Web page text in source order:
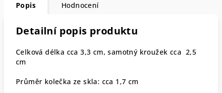
Popis Hodnocení
Detailní popis produktu
Celková délka cca 3,3 cm, samotný kroužek cca 2,5
cm
Průměr kolečka ze skla: cca 1,7 cm